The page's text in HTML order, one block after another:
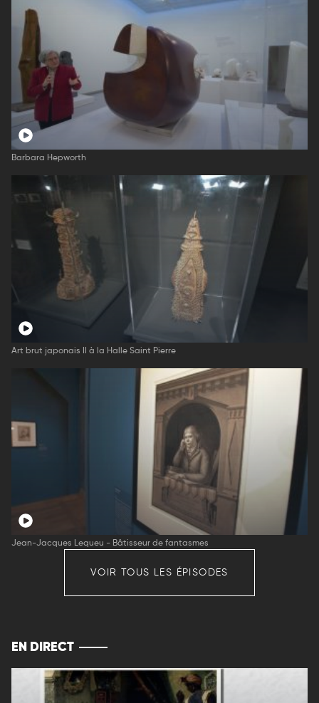
Barbara Hepworth
Art brut japonais II à la Halle Saint Pierre
Jean-Jacques Lequeu - Bâtisseur de fantasmes
VOIR TOUS LES ÉPISODES
EN DIRECT